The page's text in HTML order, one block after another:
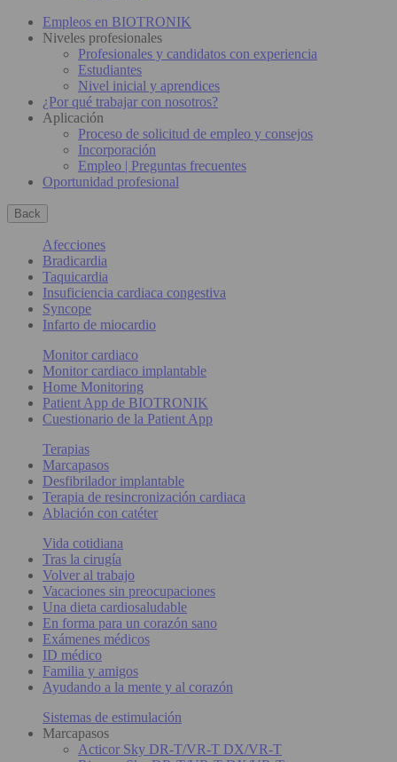
Empleos en BIOTRONIK
Niveles profesionales
Profesionales y candidatos con experiencia
Estudiantes
Nivel inicial y aprendices
¿Por qué trabajar con nosotros?
Aplicación
Proceso de solicitud de empleo y consejos
Incorporación
Empleo | Preguntas frecuentes
Oportunidad profesional
Back
Afecciones
Bradicardia
Taquicardia
Insuficiencia cardiaca congestiva
Syncope
Infarto de miocardio
Monitor cardiaco
Monitor cardiaco implantable
Home Monitoring
Patient App de BIOTRONIK
Cuestionario de la Patient App
Terapias
Marcapasos
Desfibrilador implantable
Terapia de resincronización cardiaca
Ablación con catéter
Vida cotidiana
Tras la cirugía
Volver al trabajo
Vacaciones sin preocupaciones
Una dieta cardiosaludable
En forma para un corazón sano
Exámenes médicos
ID médico
Familia y amigos
Ayudando a la mente y al corazón
Sistemas de estimulación
Marcapasos
Acticor Sky DR-T/VR-T DX/VR-T